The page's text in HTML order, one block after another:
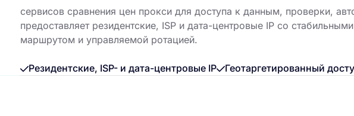
сервисов сравнения цен прокси для доступа к данным, проверки,
предоставляет резидентские, ISP и дата-центровые IP со
маршрутом и управляемой ротацией.
Резидентские, ISP- и дата-центровые IP Геотаргетированный